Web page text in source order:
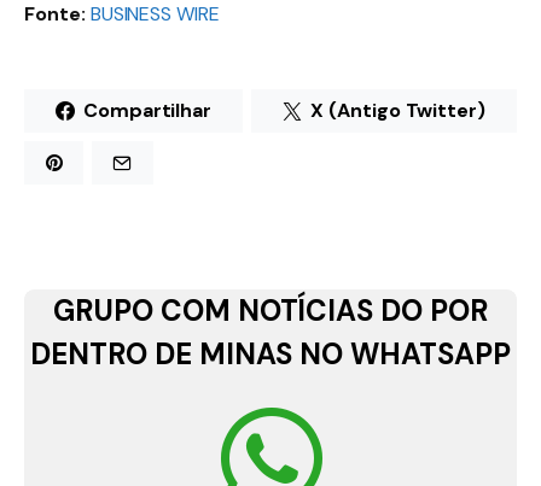
Fonte: BUSINESS WIRE
Compartilhar X (Antigo Twitter)
GRUPO COM NOTÍCIAS DO POR
DENTRO DE MINAS NO WHATSAPP